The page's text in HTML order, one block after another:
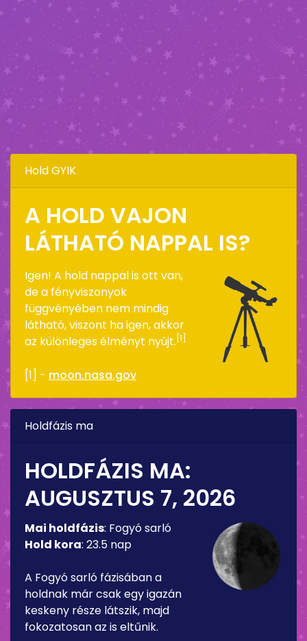
Hold GYIK
A HOLD VAJON
LÁTHATÓ NAPPAL IS?
Igen! A hold nappal is ott van,
de a fényviszonyok
függvényében nem mindig
látható, viszont ha igen, akkor
az különleges élményt nyújt. [1]
[1] - moon.nasa.gov
Holdfázis ma
HOLDFÁZIS MA:
AUGUSZTUS 7, 2026
Mai holdfázis: Fogyó sarló
Hold kora: 23.5 nap
A Fogyó sarló fázisában a
holdnak már csak egy igazán
keskeny része látszik, majd
fokozatosan az is eltűnik.